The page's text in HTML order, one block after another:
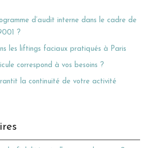
d’audit interne dans le cadre de
?
les liftings faciaux pratiqués à Paris
correspond à vos besoins ?
la continuité de votre activité